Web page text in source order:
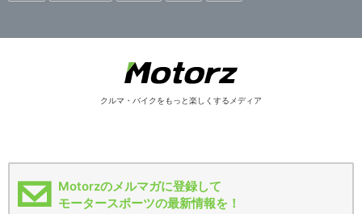
クルマ・バイクをもっと楽しくするメディア
Motorzのメルマガに登録して
モータースポーツの最新情報を！